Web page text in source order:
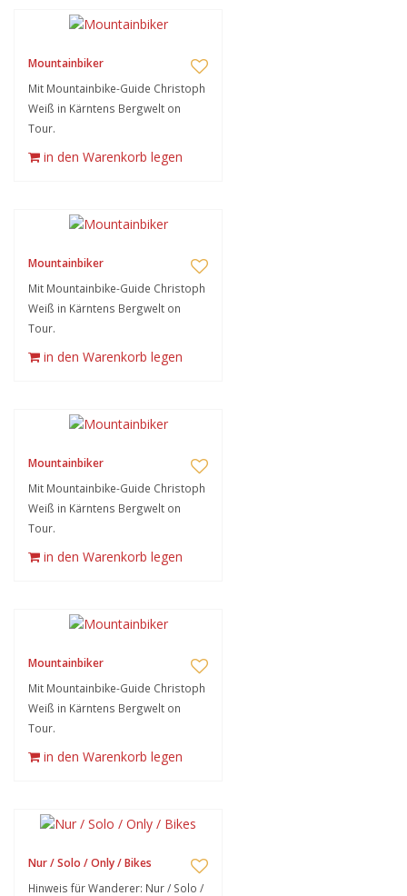
Mountainbiker
Mit Mountainbike-Guide Christoph
Weiß in Kärntens Bergwelt on
Tour.
in den Warenkorb legen
Mountainbiker
Mit Mountainbike-Guide Christoph
Weiß in Kärntens Bergwelt on
Tour.
in den Warenkorb legen
Mountainbiker
Mit Mountainbike-Guide Christoph
Weiß in Kärntens Bergwelt on
Tour.
in den Warenkorb legen
Mountainbiker
Mit Mountainbike-Guide Christoph
Weiß in Kärntens Bergwelt on
Tour.
in den Warenkorb legen
Nur / Solo / Only / Bikes
Hinweis für Wanderer: Nur / Solo /